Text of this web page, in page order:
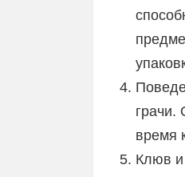
грачи.
время
Клюв и